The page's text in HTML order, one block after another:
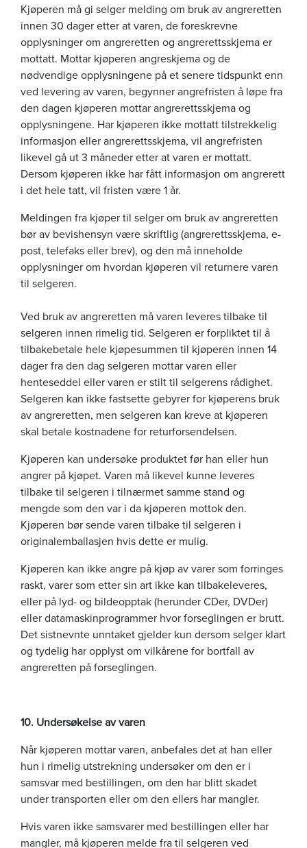
Kjøperen må gi selger melding om bruk av angreretten
innen 30 dager etter at varen, de foreskrevne
opplysninger om angreretten og angrerettsskjema er
mottatt. Mottar kjøperen angreskjema og de
nødvendige opplysningene på et senere tidspunkt enn
ved levering av varen, begynner angrefristen å løpe fra
den dagen kjøperen mottar angrerettsskjema og
opplysningene. Har kjøperen ikke mottatt tilstrekkelig
informasjon eller angrerettsskjema, vil angrefristen
likevel gå ut 3 måneder etter at varen er mottatt.
Dersom kjøperen ikke har fått informasjon om angrerett
i det hele tatt, vil fristen være 1 år.
Meldingen fra kjøper til selger om bruk av angreretten
bør av bevishensyn være skriftlig (angrerettsskjema, e-
post, telefaks eller brev), og den må inneholde
opplysninger om hvordan kjøperen vil returnere varen
til selgeren.
Ved bruk av angreretten må varen leveres tilbake til
selgeren innen rimelig tid. Selgeren er forpliktet til å
tilbakebetale hele kjøpesummen til kjøperen innen 14
dager fra den dag selgeren mottar varen eller
henteseddel eller varen er stilt til selgerens rådighet.
Selgeren kan ikke fastsette gebyrer for kjøperens bruk
av angreretten, men selgeren kan kreve at kjøperen
skal betale kostnadene for returforsendelsen.
Kjøperen kan undersøke produktet før han eller hun
angrer på kjøpet. Varen må likevel kunne leveres
tilbake til selgeren i tilnærmet samme stand og
mengde som den var i da kjøperen mottok den.
Kjøperen bør sende varen tilbake til selgeren i
originalemballasjen hvis dette er mulig.
Kjøperen kan ikke angre på kjøp av varer som forringes
raskt, varer som etter sin art ikke kan tilbakeleveres,
eller på lyd- og bildeopptak (herunder CDer, DVDer)
eller datamaskinprogrammer hvor forseglingen er brutt.
Det sistnevnte unntaket gjelder kun dersom selger klart
og tydelig har opplyst om vilkårene for bortfall av
angreretten på forseglingen.
10. Undersøkelse av varen
Når kjøperen mottar varen, anbefales det at han eller
hun i rimelig utstrekning undersøker om den er i
samsvar med bestillingen, om den har blitt skadet
under transporten eller om den ellers har mangler.
Hvis varen ikke samsvarer med bestillingen eller har
mangler, må kjøperen melde fra til selgeren ved